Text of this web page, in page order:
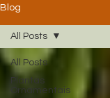
Blog
All Posts
Plantas
Ornamentais
All Posts